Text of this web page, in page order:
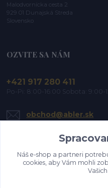
Malodvornícka cesta 2
929 01 Dunajská Streda
Slovensko
OZVITE SA NÁM
+421 917 280 411
Po-Pi: 8:00-16:00 Sobota: 9:00-
obchod@abler.sk
Náš e-shop a partneri
cookies, aby Vám mohli